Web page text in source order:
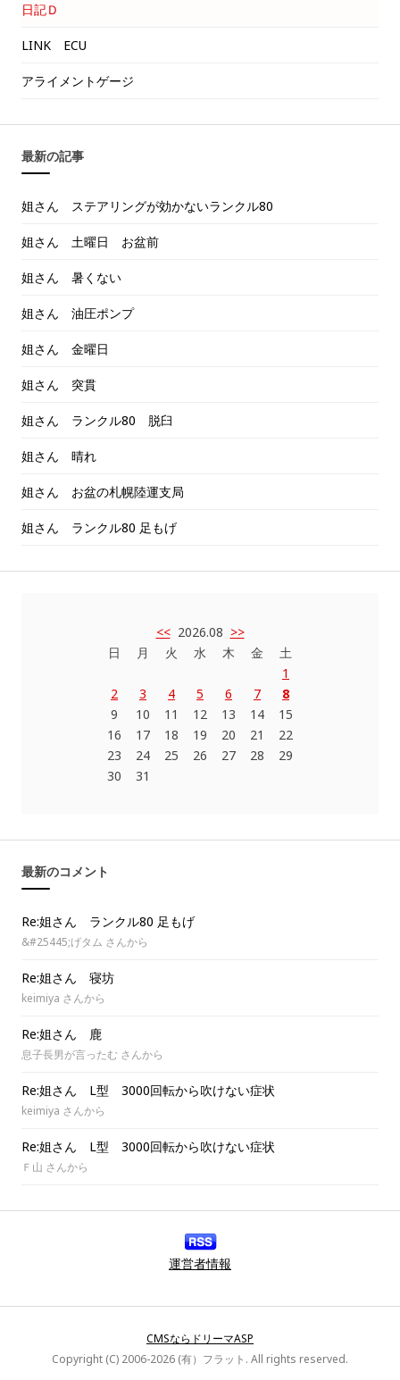
日記Ｄ
LINK ECU
アライメントゲージ
最新の記事
姐さん ステアリングが効かないランクル80
姐さん 土曜日 お盆前
姐さん 暑くない
姐さん 油圧ポンプ
姐さん 金曜日
姐さん 突貫
姐さん ランクル80 脱臼
姐さん 晴れ
姐さん お盆の札幌陸運支局
姐さん ランクル80 足もげ
<<2026.08 >>
日
2
9
16
23
30
月
3
10
17
24
31
火
4
11
18
25
水
5
12
19
26
木
6
13
20
27
金
7
14
21
28
土
1
8
15
22
29
最新のコメント
Re:姐さん ランクル80 足もげ
&#25445;げタム さんから
Re:姐さん 寝坊
keimiya さんから
Re:姐さん 鹿
息子長男が言ったむ さんから
Re:姐さん L型 3000回転から吹けない症状
keimiya さんから
Re:姐さん L型 3000回転から吹けない症状
Ｆ山 さんから
運営者情報
CMSならドリーマASP
Copyright (C) 2006-2026 (有）フラット. All rights reserved.